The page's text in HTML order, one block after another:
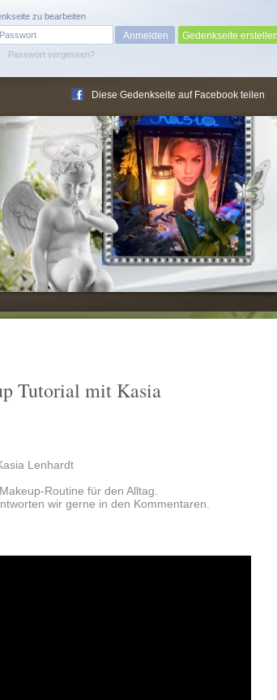
Passwort vergessen?
zu bearbeiten
Gedenkseite erstellen
Diese Gedenkseite auf Facebook teilen
Tutorial mit Kasia
Lenhardt
Routine für den Alltag.
wir gerne in den Kommentaren.